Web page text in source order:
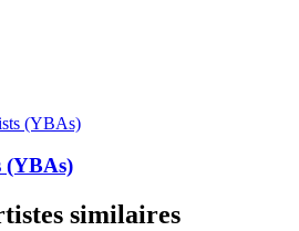
(YBAs)
similaires